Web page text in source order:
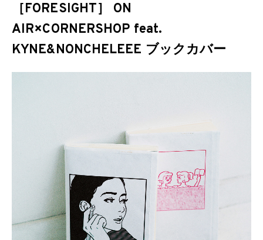
［FORESIGHT］ ON
AIR×CORNERSHOP feat.
KYNE&NONCHELEEE ブックカバー